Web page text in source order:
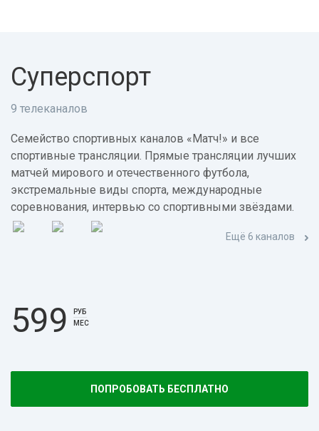
Суперспорт
9 телеканалов
Семейство спортивных каналов «Матч!» и все
спортивные трансляции. Прямые трансляции лучших
матчей мирового и отечественного футбола,
экстремальные виды спорта, международные
соревнования, интервью со спортивными звёздами.
Ещё 6 каналов
599
РУБ
МЕС
ПОПРОБОВАТЬ БЕСПЛАТНО